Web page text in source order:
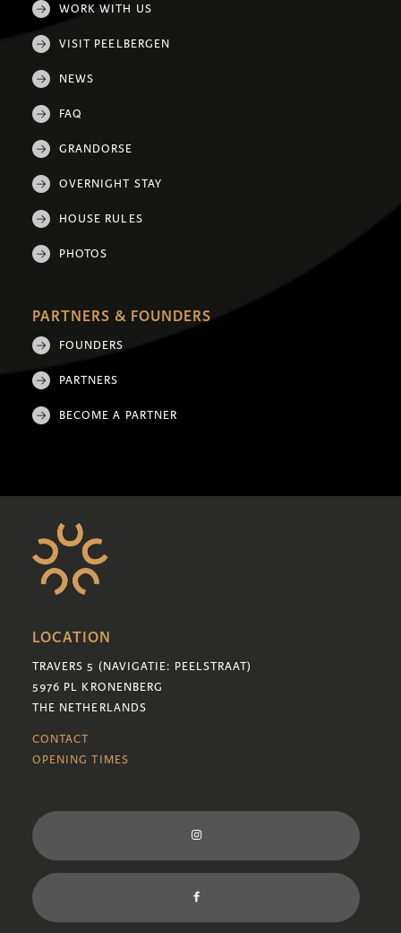
WORK WITH US
VISIT PEELBERGEN
NEWS
FAQ
GRANDORSE
OVERNIGHT STAY
HOUSE RULES
PHOTOS
PARTNERS & FOUNDERS
FOUNDERS
PARTNERS
BECOME A PARTNER
LOCATION
TRAVERS 5 (NAVIGATIE: PEELSTRAAT)
5976 PL KRONENBERG
THE NETHERLANDS
CONTACT
OPENING TIMES